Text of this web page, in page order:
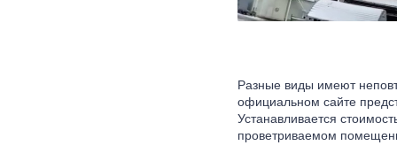
Разные виды имеют
официальном сайте
Устанавливается
проветриваемом